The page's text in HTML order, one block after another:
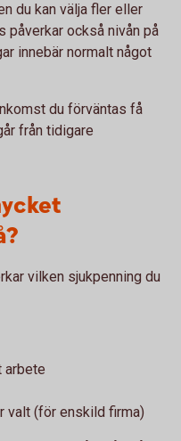
du kan välja fler eller
påverkar också nivån på
innebär normalt något
du förväntas få
från tidigare
vilken sjukpenning du
arbete
valt (för enskild firma)